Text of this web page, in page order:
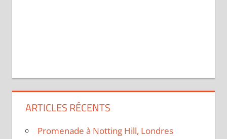
ARTICLES RÉCENTS
Promenade à Notting Hill, Londres